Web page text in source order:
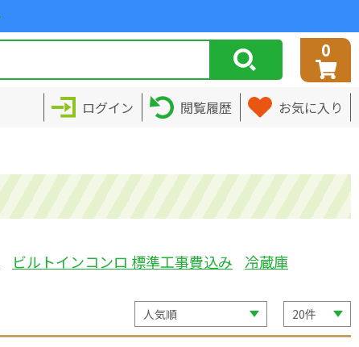
0
ログイン 閲覧履歴 お気に入り
ビルトインコンロ 標準工事費込み 冷蔵庫